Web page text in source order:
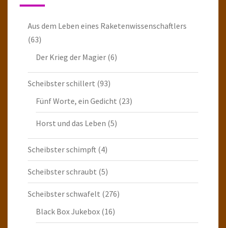
Aus dem Leben eines Raketenwissenschaftlers
(63)
Der Krieg der Magier (6)
Scheibster schillert (93)
Fünf Worte, ein Gedicht (23)
Horst und das Leben (5)
Scheibster schimpft (4)
Scheibster schraubt (5)
Scheibster schwafelt (276)
Black Box Jukebox (16)